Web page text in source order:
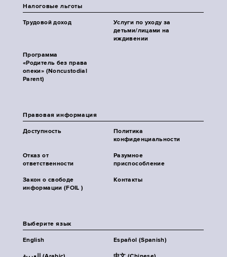
Налоговые льготы
Трудовой доход
Услуги по уходу за
детьми/лицами на
иждивении
Программа
«Родитель без права
опеки» (Noncustodial
Parent)
Правовая информация
Доступность
Политика
конфиденциальности
Отказ от
ответственности
Разумное
приспособление
Закон о свободе
информации (FOIL )
Контакты
Выберите язык
English Español (Spanish)